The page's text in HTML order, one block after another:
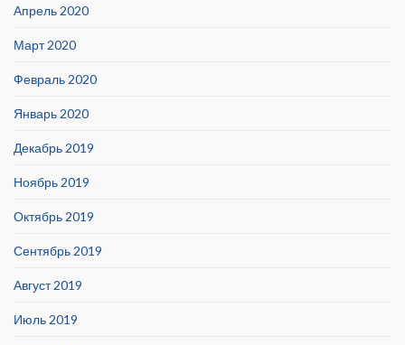
Апрель 2020
Март 2020
Февраль 2020
Январь 2020
Декабрь 2019
Ноябрь 2019
Октябрь 2019
Сентябрь 2019
Август 2019
Июль 2019